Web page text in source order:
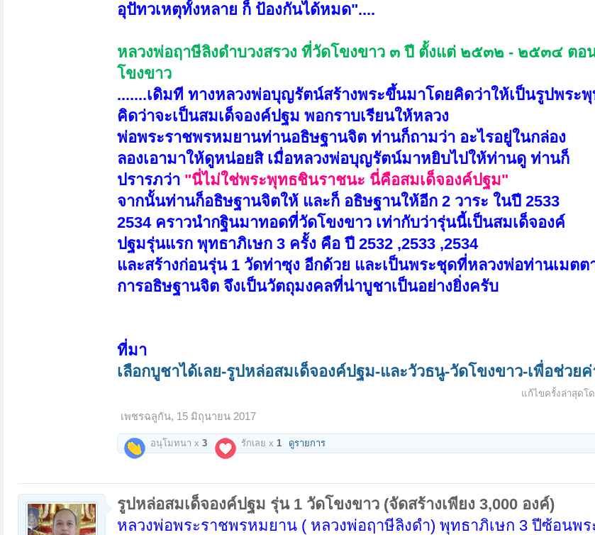
อุปัทวเหตุทั้งหลาย ก็ ป้องกันได้หมด"....
หลวงพ่อฤาษีลิงดำบวงสรวง ที่วัดโขงขาว ๓ ปี ตั้งแต่ ๒๕๓๒ - ๒๕๓๔ ตอ
โขงขาว
.......เดิมที ทางหลวงพ่อบุญรัตน์สร้างพระขึ้นมาโดยคิดว่าให้เป็นรูปพระ
คิดว่าจะเป็นสมเด็จองค์ปฐม พอกราบเรียนให้หลวง
พ่อพระราชพรหมยานท่านอธิษฐานจิต ท่านก็ถามว่า อะไรอยู่ในกล่อง
ลองเอามาให้ดูหน่อยสิ เมื่อหลวงพ่อบุญรัตน์มาหยิบไปให้ท่านดู ท่านก็
ปรารภว่า "นี่ไม่ใช่พระพุทธชินราชนะ นี่คือสมเด็จองค์ปฐม"
จากนั้นท่านก็อธิษฐานจิตให้ และก็ อธิษฐานให้อีก 2 วาระ ในปี 2533
2534 คราวนำกฐินมาทอดที่วัดโขงขาว เท่ากับว่ารุ่นนี้เป็นสมเด็จองค์
ปฐมรุ่นแรก พุทธาภิเษก 3 ครั้ง คือ ปี 2532 ,2533 ,2534
และสร้างก่อนรุ่น 1 วัดท่าซุง อีกด้วย และเป็นพระชุดที่หลวงพ่อท่านเมตต
การอธิษฐานจิต จึงเป็นวัตถุมงคลที่น่าบูชาเป็นอย่างยิ่งครับ
ที่มา
เลือกบูชาได้เลย-รูปหล่อสมเด็จองค์ปฐม-และวัวธนู-วัดโขงขาว-เพื่อช่วย
แก้ไขครั้งล่าสุดโ
เพชรฉลูกัน, 15 มิถุนายน 2017
อนุโมทนา x 3 รักเลย x 1 ดูรายการ
รูปหล่อสมเด็จองค์ปฐม รุ่น 1 วัดโขงขาว (จัดสร้างเพียง 3,000 องค์)
หลวงพ่อพระราชพรหมยาน ( หลวงพ่อฤาษีลิงดำ) พุทธาภิเษก 3 ปีซ้อนพ